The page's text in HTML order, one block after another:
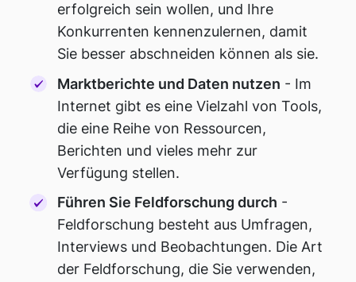
erfolgreich sein wollen, und Ihre
Konkurrenten kennenzulernen, damit
Sie besser abschneiden können als sie.
Marktberichte und Daten nutzen - Im
Internet gibt es eine Vielzahl von Tools,
die eine Reihe von Ressourcen,
Berichten und vieles mehr zur
Verfügung stellen.
Führen Sie Feldforschung durch -
Feldforschung besteht aus Umfragen,
Interviews und Beobachtungen. Die Art
der Feldforschung, die Sie verwenden,